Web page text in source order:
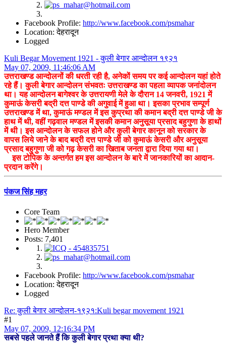
Facebook Profile: http://www.facebook.com/psmahar
Location: देहरादून
Logged
Kuli Begar Movement 1921 - कुली बेगार आन्दोलन १९२१
May 07, 2009, 11:46:06 AM
उत्तराखण्ड आन्दोलनों की धरती रही है, अनेकों समय पर कई आन्दोलन यहां होते
रहे हैं। कुली बेगार आन्दोलन संभवतः उत्तराखण्ड का पहला व्यापक जनांदोलन
था। यह आन्दोलन बागेश्वर के उत्तरायणी मेले के दौरान 14 जनवरी, 1921 में
कुमाऊं केसरी बद्री दत्त पाण्डे की अगुवाई में हुआ था। इसका प्रभाव सम्पूर्ण
उत्तराखण्ड में था, कुमाऊं मण्डल में इस कुप्रथा की कमान बद्री दत्त पाण्डे जी के
हाथ में थी, वहीं गढ़वाल मण्डल में इसकी कमान अनुसूया प्रसाद बहुगुणा के हाथों
में थी। इस आन्दोलन के सफल होने और कुली बेगार कानून को सरकार के
वापस लिये जाने के बाद बद्री दत्त पाण्डे जी को कुमाऊं केसरी और अनुसूया
प्रसाद बहुगुणा जी को गढ़ केसरी का खिताब जनता द्वारा दिया गया था।
इस टोपिक के अन्तर्गत हम इस आन्दोलन के बारे में जानकारियों का आदान-
प्रदान करेंगे।
पंकज सिंह महर
Core Team
Hero Member
Posts: 7,401
Facebook Profile: http://www.facebook.com/psmahar
Location: देहरादून
Logged
Re: कुली बेगार आन्दोलन-१९२१:Kuli begar movement 1921
#1
May 07, 2009, 12:16:34 PM
सबसे पहले जानते हैं कि कुली बेगार प्रथा क्या थी?